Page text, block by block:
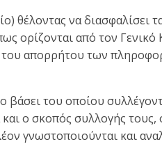
θέλοντας να διασφαλίσει
ορίζονται από τον
απορρήτου των
βάσει του οποίου
ο σκοπός συλλογής
γνωστοποιούνται και